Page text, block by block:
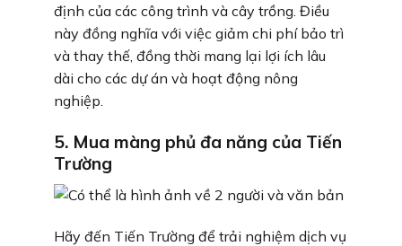
định của các công trình và cây trồng. Điều
này đồng nghĩa với việc giảm chi phí bảo trì
và thay thế, đồng thời mang lại lợi ích lâu
dài cho các dự án và hoạt động nông
nghiệp.
5. Mua màng phủ đa năng của Tiến
Trường
Hãy đến Tiến Trường để trải nghiệm dịch vụ